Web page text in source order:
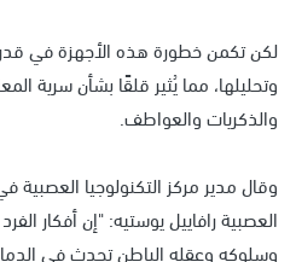
لكن تكمن خطورة هذه الأجهزة في
وتحليلها، مما يُثير قلقًا بشأن سرية
والذكريات والعواطف.
وقال مدير مركز التكنولوجيا العصبية
العصبية رافاييل يوستيه: "إن أفكار
وسلوكه وعقله الباطن تحدث في